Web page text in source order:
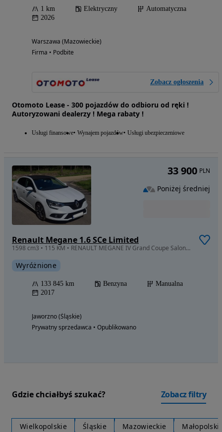
1 km Elektryczny
Automatyczna
2026
Warszawa (Mazowieckie)
Firma • Podbite
Zobacz ogłoszenia
Otomoto Lease - 300 pojazdów do odbioru od ręki !
Autoryzowani dealerzy ! Mega rabaty !
Usługi finansowe Wynajem pojazdów Usługi ubezpieczeniowe
Renault Megane 1.6 SCe Limited
1598 cm3 • 115 KM • RENAULT MEGANE IV Grand Coupe Salon Polska
Wyróżnione
133 845 km Benzyna
Manualna
2017
Jaworzno (Śląskie)
Prywatny sprzedawca • Opublikowano
33 900 PLN
Poniżej średniej
Gdzie chciałbyś szukać? Zobacz filtry
Wielkopolskie Śląskie Mazowieckie